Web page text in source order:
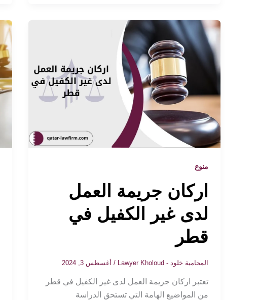
منوع
اركان جريمة العمل
لدى غير الكفيل في
قطر
المحامية خلود - Lawyer Kholoud / أغسطس 3, 2024
تعتبر اركان جريمة العمل لدى غير الكفيل في قطر
من المواضيع الهامة التي تستحق الدراسة